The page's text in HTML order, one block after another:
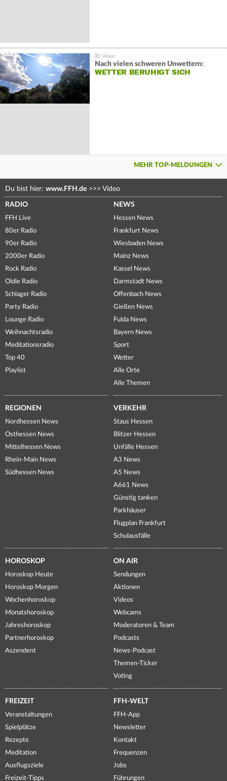
Nach vielen schweren Unwettern:
WETTER BERUHIGT SICH
MEHR TOP-MELDUNGEN
Du bist hier: www.FFH.de >>> Video
RADIO
FFH Live
80er Radio
90er Radio
2000er Radio
Rock Radio
Oldie Radio
Schlager Radio
Party Radio
Lounge Radio
Weihnachtsradio
Meditationsradio
Top 40
Playlist
NEWS
Hessen News
Frankfurt News
Wiesbaden News
Mainz News
Kassel News
Darmstadt News
Offenbach News
Gießen News
Fulda News
Bayern News
Sport
Wetter
Alle Orte
Alle Themen
REGIONEN
Nordhessen News
Osthessen News
Mittelhessen News
Rhein-Main News
Südhessen News
VERKEHR
Staus Hessen
Blitzer Hessen
Unfälle Hessen
A3 News
A5 News
A661 News
Günstig tanken
Parkhäuser
Flugplan Frankfurt
Schulausfälle
HOROSKOP
Horoskop Heute
Horoskop Morgen
Wochenhoroskop
Monatshoroskop
Jahreshoroskop
Partnerhoroskop
Aszendent
ON AIR
Sendungen
Aktionen
Videos
Webcams
Moderatoren & Team
Podcasts
News-Podcast
Themen-Ticker
Voting
FREIZEIT
Veranstaltungen
Spielplätze
Rezepte
Meditation
Ausflugsziele
Freizeit-Tipps
FFH-WELT
FFH-App
Newsletter
Kontakt
Frequenzen
Jobs
Führungen